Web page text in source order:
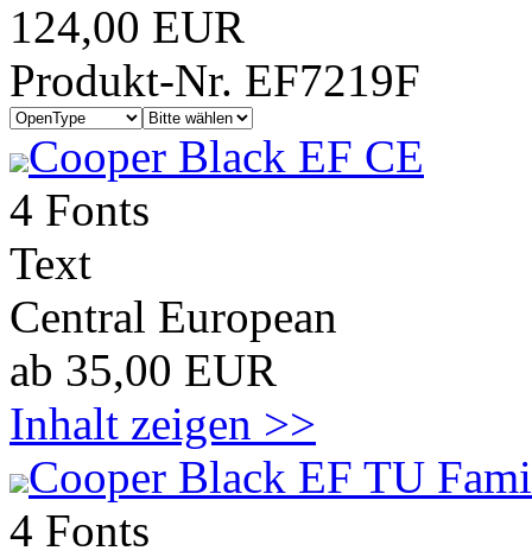
124,00 EUR
Produkt-Nr. EF7219F
Cooper Black EF CE
4 Fonts
Text
Central European
ab 35,00 EUR
Inhalt zeigen >>
Cooper Black EF TU
4 Fonts